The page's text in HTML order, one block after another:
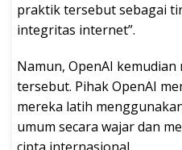
praktik tersebut sebagai
integritas internet”.
Namun, OpenAI
tersebut. Pihak OpenAI
mereka latih
umum secara wajar dan